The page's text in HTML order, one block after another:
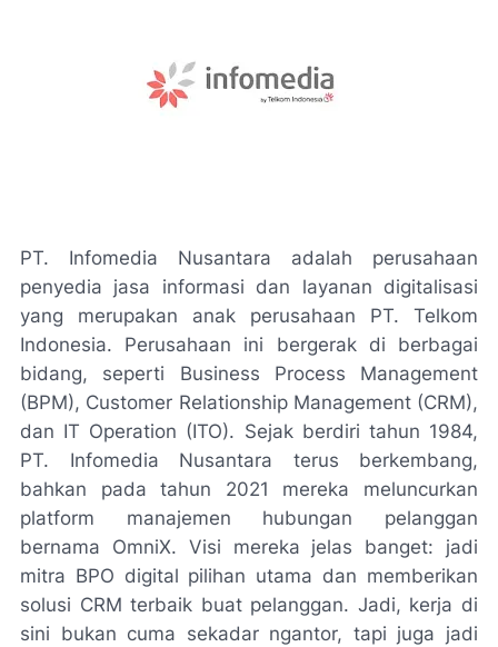
PT. Infomedia Nusantara adalah perusahaan
penyedia jasa informasi dan layanan digitalisasi
yang merupakan anak perusahaan PT. Telkom
Indonesia. Perusahaan ini bergerak di berbagai
bidang, seperti Business Process Management
(BPM), Customer Relationship Management (CRM),
dan IT Operation (ITO). Sejak berdiri tahun 1984,
PT. Infomedia Nusantara terus berkembang,
bahkan pada tahun 2021 mereka meluncurkan
platform manajemen hubungan pelanggan
bernama OmniX. Visi mereka jelas banget: jadi
mitra BPO digital pilihan utama dan memberikan
solusi CRM terbaik buat pelanggan. Jadi, kerja di
sini bukan cuma sekadar ngantor, tapi juga jadi